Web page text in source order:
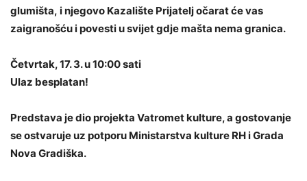
glumišta, i njegovo Kazalište Prijatelj očarat će vas
zaigranošću i povesti u svijet gdje mašta nema granica.
Četvrtak, 17. 3. u 10:00 sati
Ulaz besplatan!
Predstava je dio projekta Vatromet kulture, a gostovanje
se ostvaruje uz potporu Ministarstva kulture RH i Grada
Nova Gradiška.